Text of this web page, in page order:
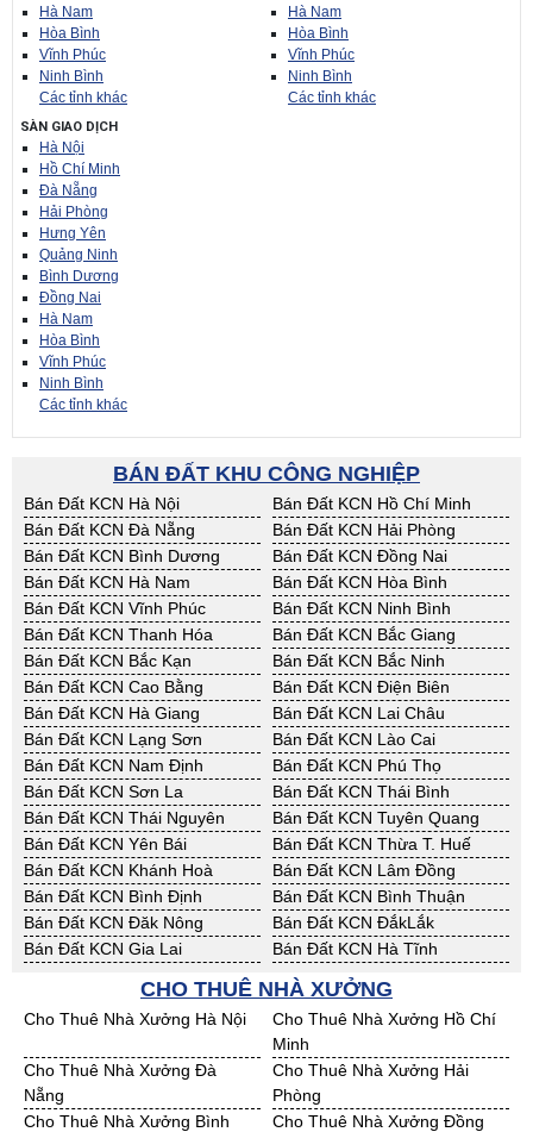
Hà Nam
Hòa Bình
Vĩnh Phúc
Ninh Bình
Các tỉnh khác
Hà Nam
Hòa Bình
Vĩnh Phúc
Ninh Bình
Các tỉnh khác
SÀN GIAO DỊCH
Hà Nội
Hồ Chí Minh
Đà Nẵng
Hải Phòng
Hưng Yên
Quảng Ninh
Bình Dương
Đồng Nai
Hà Nam
Hòa Bình
Vĩnh Phúc
Ninh Bình
Các tỉnh khác
BÁN ĐẤT KHU CÔNG NGHIỆP
Bán Đất KCN Hà Nội
Bán Đất KCN Hồ Chí Minh
Bán Đất KCN Đà Nẵng
Bán Đất KCN Hải Phòng
Bán Đất KCN Bình Dương
Bán Đất KCN Đồng Nai
Bán Đất KCN Hà Nam
Bán Đất KCN Hòa Bình
Bán Đất KCN Vĩnh Phúc
Bán Đất KCN Ninh Bình
Bán Đất KCN Thanh Hóa
Bán Đất KCN Bắc Giang
Bán Đất KCN Bắc Kạn
Bán Đất KCN Bắc Ninh
Bán Đất KCN Cao Bằng
Bán Đất KCN Điện Biên
Bán Đất KCN Hà Giang
Bán Đất KCN Lai Châu
Bán Đất KCN Lạng Sơn
Bán Đất KCN Lào Cai
Bán Đất KCN Nam Định
Bán Đất KCN Phú Thọ
Bán Đất KCN Sơn La
Bán Đất KCN Thái Bình
Bán Đất KCN Thái Nguyên
Bán Đất KCN Tuyên Quang
Bán Đất KCN Yên Bái
Bán Đất KCN Thừa T. Huế
Bán Đất KCN Khánh Hoà
Bán Đất KCN Lâm Đồng
Bán Đất KCN Bình Định
Bán Đất KCN Bình Thuận
Bán Đất KCN Đăk Nông
Bán Đất KCN ĐắkLắk
Bán Đất KCN Gia Lai
Bán Đất KCN Hà Tĩnh
Bán Đất KCN Nghệ An
Bán Đất KCN Ninh Thuận
Bán Đất KCN Phú Yên
Bán Đất KCN Quảng Bình
Bán Đất KCN Quảng Nam
Bán Đất KCN Quảng Ngãi
Bán Đất KCN Bà Rịa - VT
Bán Đất KCN Cần Thơ
Bán Đất KCN An Giang
Bán Đất KCN Bạc Liêu
Bán Đất KCN Bến Tre
CHO THUÊ NHÀ XƯỞNG
Cho Thuê Nhà Xưởng Hà Nội
Cho Thuê Nhà Xưởng Hồ Chí
Minh
Cho Thuê Nhà Xưởng Đà
Nẵng
Cho Thuê Nhà Xưởng Hải
Phòng
Cho Thuê Nhà Xưởng Bình
Cho Thuê Nhà Xưởng Đồng